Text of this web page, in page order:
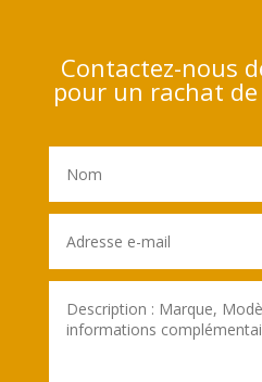
Contactez-nous
pour un rachat